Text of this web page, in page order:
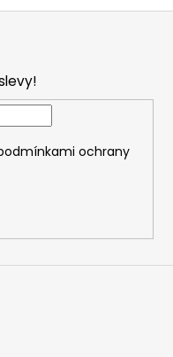
ochrany